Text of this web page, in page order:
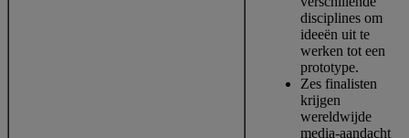
disciplines om
ideeën uit te
werken tot een
prototype.
Zes finalisten
krijgen
wereldwijde
media-aandacht